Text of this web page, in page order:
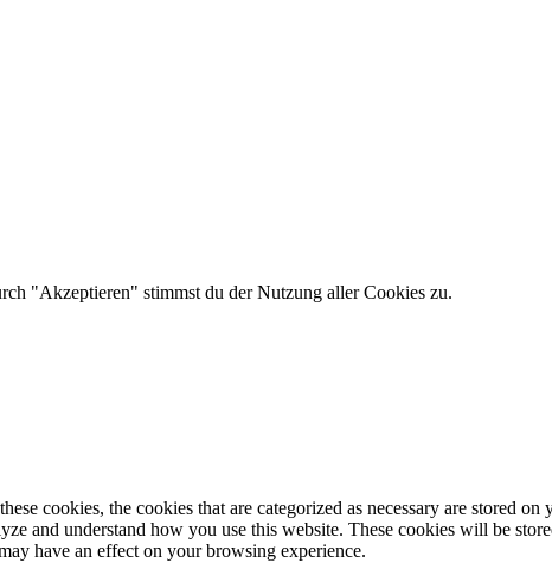
"Akzeptieren" stimmst du der Nutzung aller Cookies zu.
cookies, the cookies that are categorized as necessary are stored on
and understand how you use this website. These cookies will be
have an effect on your browsing experience.